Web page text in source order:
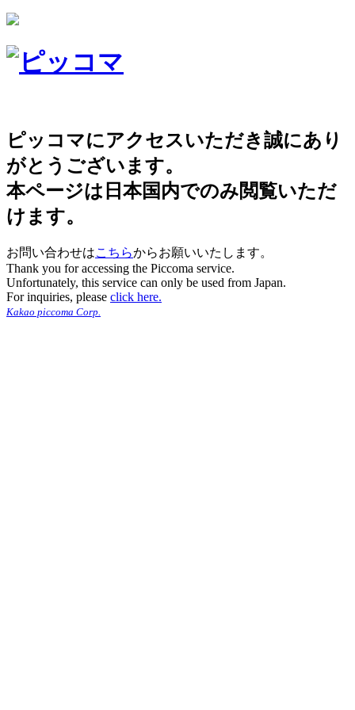
ピッコマにアクセスいただき誠にあり
がとうございます。
本ページは日本国内でのみ閲覧いただ
けます。
お問い合わせはこちらからお願いいたします。
Thank you for accessing the Piccoma service.
Unfortunately, this service can only be used from Japan.
For inquiries, please click here.
Kakao piccoma Corp.